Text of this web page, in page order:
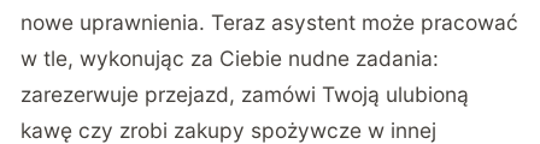
nowe uprawnienia. Teraz asystent może pracować
w tle, wykonując za Ciebie nudne zadania:
zarezerwuje przejazd, zamówi Twoją ulubioną
kawę czy zrobi zakupy spożywcze w innej